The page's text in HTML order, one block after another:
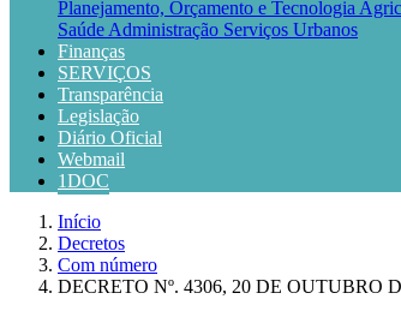
Planejamento, Orçamento e Tecnologia
Saúde Administração Serviços Urbanos
Finanças
SERVIÇOS
Transparência
Legislação
Diário Oficial
Webmail
1DOC
Início
Decretos
Com número
DECRETO Nº. 4306, 20 DE OUTUBRO